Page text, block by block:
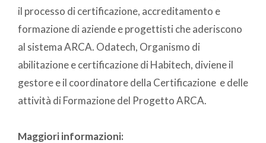
il processo di certificazione, accreditamento e
formazione di aziende e progettisti che aderiscono
al sistema ARCA. Odatech, Organismo di
abilitazione e certificazione di Habitech, diviene il
gestore e il coordinatore della Certificazione e delle
attività di Formazione del Progetto ARCA.
Maggiori informazioni: